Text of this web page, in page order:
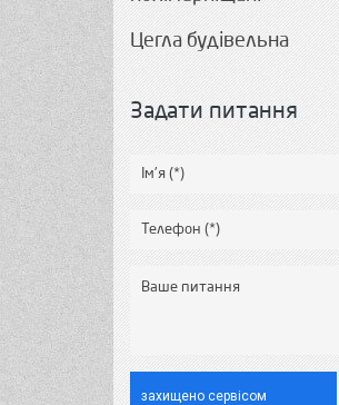
Цегла будівельна
Задати питання